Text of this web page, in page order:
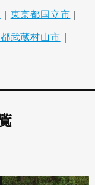
東京都国立市
武蔵村山市